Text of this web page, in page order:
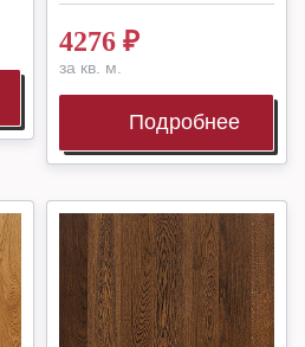
4276 ₽
за кв. м.
Подробнее